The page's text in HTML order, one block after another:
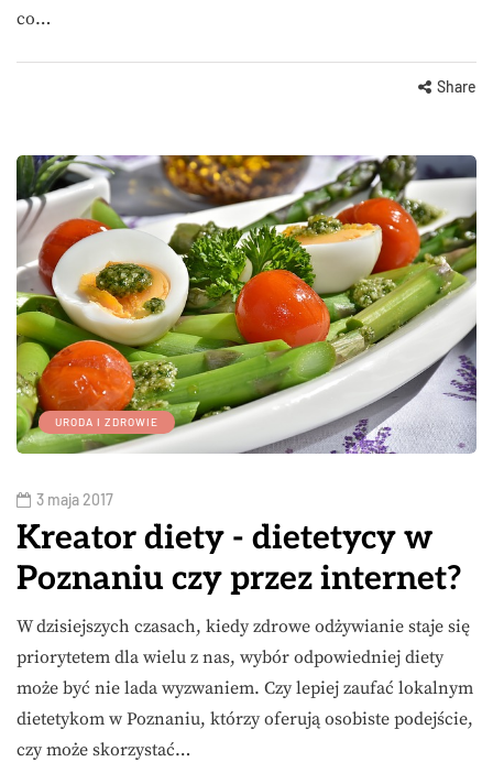
co…
Share
URODA I ZDROWIE
3 maja 2017
Kreator diety - dietetycy w
Poznaniu czy przez internet?
W dzisiejszych czasach, kiedy zdrowe odżywianie staje się
priorytetem dla wielu z nas, wybór odpowiedniej diety
może być nie lada wyzwaniem. Czy lepiej zaufać lokalnym
dietetykom w Poznaniu, którzy oferują osobiste podejście,
czy może skorzystać…